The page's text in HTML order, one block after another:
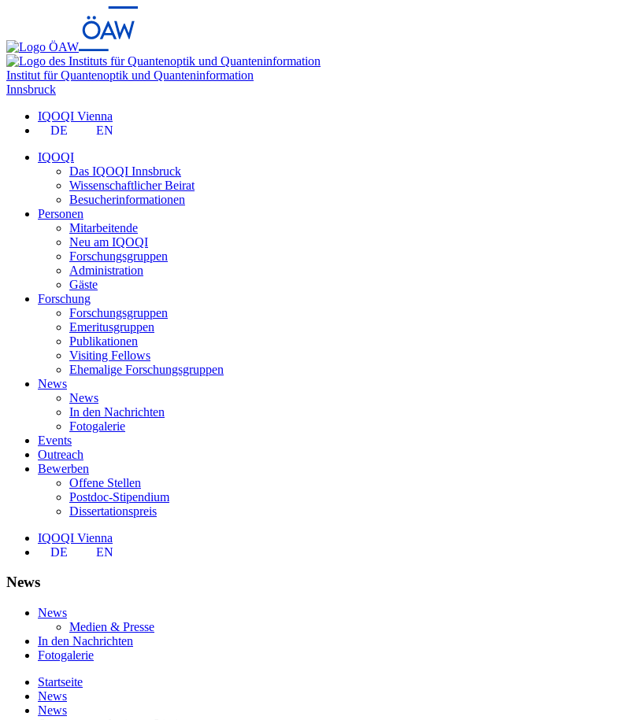
Institut für Quantenoptik und Quanteninformation
Innsbruck
IQOQI Vienna
DE
EN
IQOQI
Das IQOQI Innsbruck
Wissenschaftlicher Beirat
Besucherinformationen
Personen
Mitarbeitende
Neu am IQOQI
Forschungsgruppen
Administration
Gäste
Forschung
Forschungsgruppen
Emeritusgruppen
Publikationen
Visiting Fellows
Ehemalige Forschungsgruppen
News
News
In den Nachrichten
Fotogalerie
Events
Outreach
Bewerben
Offene Stellen
Postdoc-Stipendium
Dissertationspreis
IQOQI Vienna
DE
EN
News
News
Medien & Presse
In den Nachrichten
Fotogalerie
Startseite
News
News